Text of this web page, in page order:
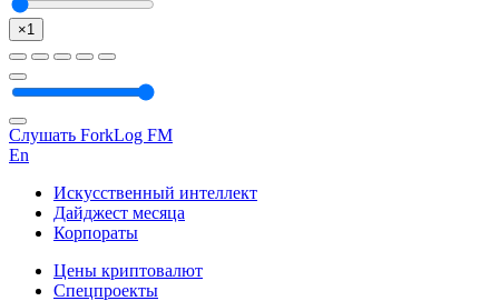
×1
Слушать ForkLog FM
En
Искусственный интеллект
Дайджест месяца
Корпораты
Цены криптовалют
Спецпроекты